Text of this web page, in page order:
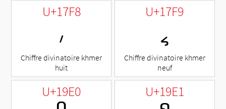
U+17F8
៸
Chiffre divinatoire khmer
huit
U+17F9
៹
Chiffre divinatoire khmer
neuf
U+19E0 U+19E1